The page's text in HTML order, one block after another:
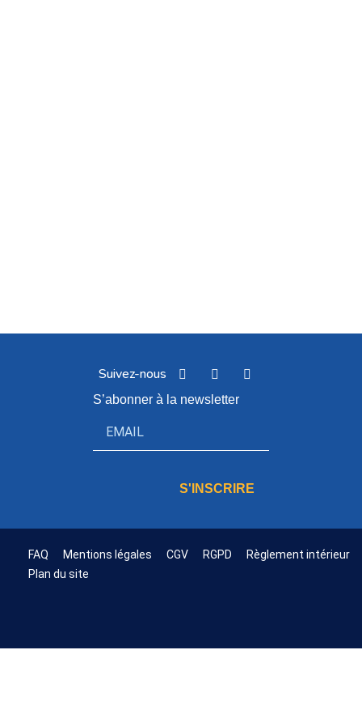
Suivez-nous
S’abonner à la newsletter
S'INSCRIRE
FAQ Mentions légales CGV RGPD
Règlement intérieur
Plan du site